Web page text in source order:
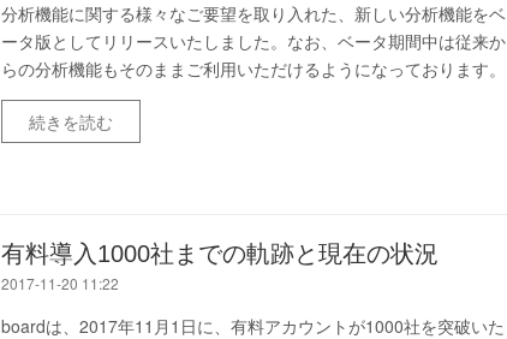
分析機能に関する様々なご要望を取り入れた、新しい分析機能をベ
ータ版としてリリースいたしました。なお、ベータ期間中は従来か
らの分析機能もそのままご利用いただけるようになっております。
続きを読む
有料導入1000社までの軌跡と現在の状況
2017-11-20 11:22
boardは、2017年11月1日に、有料アカウントが1000社を突破いた